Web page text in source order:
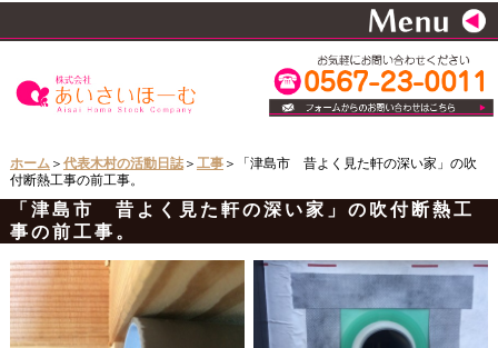
ホーム＞ 代表木村の活動日誌＞ 工事＞「津島市 昔よく見た軒の深い家」の吹
付断熱工事の前工事。
「津島市 昔よく見た軒の深い家」の吹付断熱工
事の前工事。